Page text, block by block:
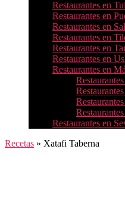
Restaurantes en
Restaurantes en
Restaurantes en
Restaurantes en
Restaurantes en
Restaurantes en
Restaurantes en
Restaurantes en
Recetas » Xatafi Taberna